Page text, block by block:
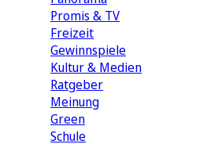
Promis & TV
Freizeit
Gewinnspiele
Kultur & Medien
Ratgeber
Meinung
Green
Schule